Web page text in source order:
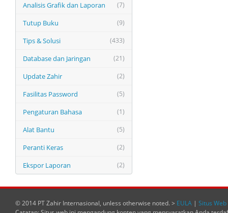
(7)
Analisis Grafik dan Laporan
(9)
Tutup Buku
(433)
Tips & Solusi
(21)
Database dan Jaringan
(2)
Update Zahir
(5)
Fasilitas Password
(1)
Pengaturan Bahasa
(5)
Alat Bantu
(2)
Peranti Keras
(2)
Ekspor Laporan
© 2014 PT Zahir Internasional, unless otherwise noted. > EULA | Situs